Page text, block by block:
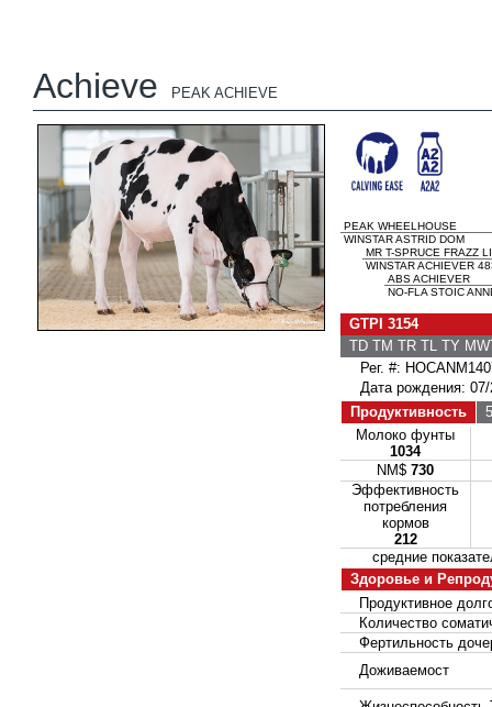
Achieve PEAK ACHIEVE
PEAK WHEELHOUSE
WINSTAR ASTRID DOM
MR T-SPRUCE FRAZZ
WINSTAR ACHIEVER
ABS ACHIEVER
NO-FLA STOIC
GTPI 3154
TD TM TR TL TY
Рег. #:
Дата рождения: 07/
Продуктивность
Молоко фунты
1034
NM$ 730
Эффективность
потребления
кормов
212
средние
Здоровье и
Продуктивное
Количество
Фертильность
Доживаемост